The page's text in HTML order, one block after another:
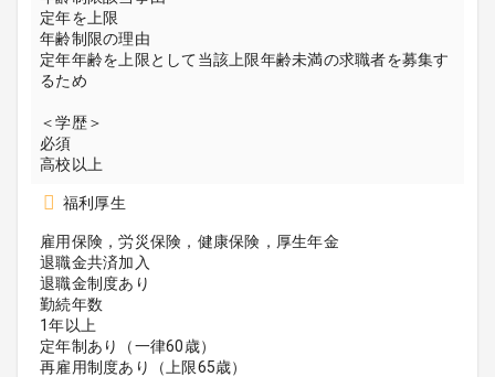
定年を上限
年齢制限の理由
定年年齢を上限として当該上限年齢未満の求職者を募集す
るため
＜学歴＞
必須
高校以上
福利厚生
雇用保険，労災保険，健康保険，厚生年金
退職金共済加入
退職金制度あり
勤続年数
1年以上
定年制あり（一律60歳）
再雇用制度あり（上限65歳）